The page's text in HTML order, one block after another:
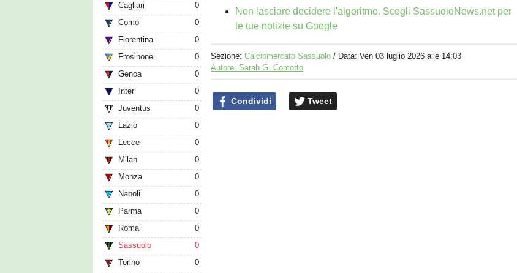
Cagliari
0
Como
0
Fiorentina
0
Frosinone
0
Genoa
0
Inter
0
Juventus
0
Lazio
0
Lecce
0
Milan
0
Monza
0
Napoli
0
Parma
0
Roma
0
Sassuolo
0
Torino
0
Non lasciare decidere l'algoritmo. Scegli SassuoloNews.net per
le tue notizie su Google
Sezione:Calciomercato Sassuolo / Data:Ven 03 luglio 2026 alle 14:03
Autore: Sarah G. Comotto
Condividi Tweet